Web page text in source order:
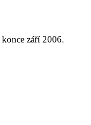
září 2006.